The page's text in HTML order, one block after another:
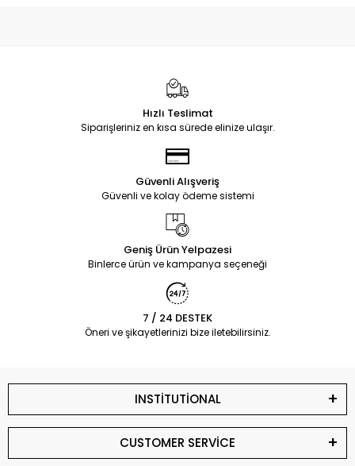
Hızlı Teslimat
Siparişleriniz en kısa sürede elinize ulaşır.
Güvenli Alışveriş
Güvenli ve kolay ödeme sistemi
Geniş Ürün Yelpazesi
Binlerce ürün ve kampanya seçeneği
7 / 24 DESTEK
Öneri ve şikayetlerinizi bize iletebilirsiniz.
INSTİTUTİONAL
CUSTOMER SERVİCE